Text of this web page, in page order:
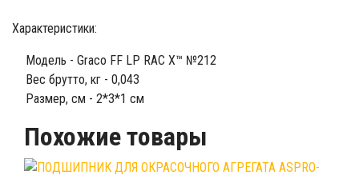
Характеристики:
Модель - Graco FF LP RAC X™ №212
Вес брутто, кг - 0,043
Размер, см - 2*3*1 см
Похожие товары